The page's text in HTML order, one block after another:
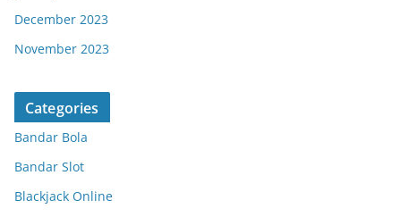
December 2023
November 2023
Categories
Bandar Bola
Bandar Slot
Blackjack Online